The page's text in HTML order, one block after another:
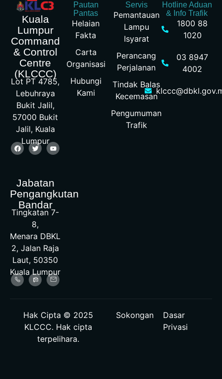
Kuala
Lumpur
Command
& Control
Centre
(KLCCC)
Lot PT 4785,
Lebuhraya
Bukit Jalil,
57000 Bukit
Jalil, Kuala
Lumpur
Jabatan
Pengangkutan
Bandar
Tingkatan 7-
8,
Menara DBKL
2, Jalan Raja
Laut, 50350
Kuala Lumpur
Pautan
Pantas
Helaian
Fakta
Carta
Organisasi
Hubungi
Kami
Servis
Pemantauan
Lampu
Isyarat
Perancang
Perjalanan
Tindak Balas
Kecemasan
Pengumuman
Trafik
Hotline Aduan
& Info Trafik
1800 88
1020
03 8947
4002
Hak Cipta © 2025
KLCCC. Hak cipta
terpelihara.
Sokongan
Dasar
Privasi